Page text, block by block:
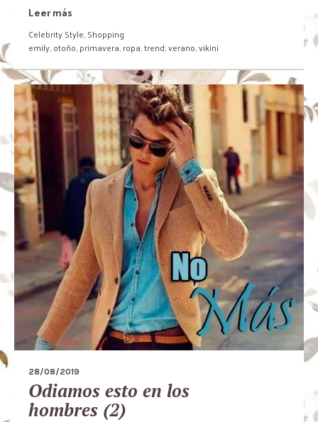
Leer más
Celebrity Style,Shopping
emily,otoño,primavera,ropa,trend,verano,vikini
28/08/2019
Odiamos esto en los
hombres (2)